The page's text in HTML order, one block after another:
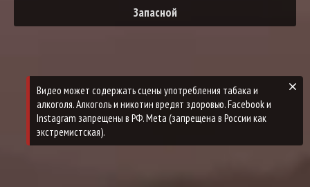
Запасной